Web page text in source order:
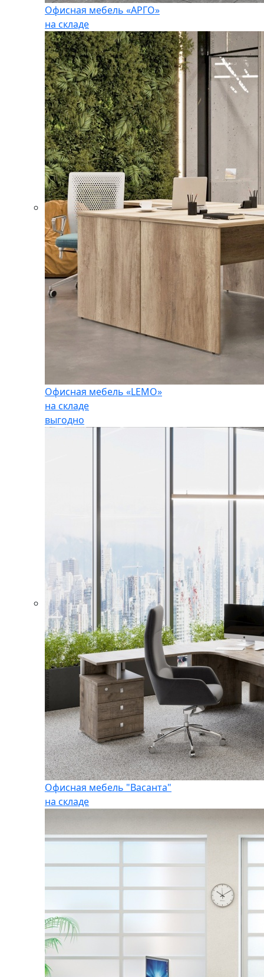
Офисная мебель «АРГО»
на складе
Офисная мебель «LEMO»
на складе
выгодно
Офисная мебель "Васанта"
на складе